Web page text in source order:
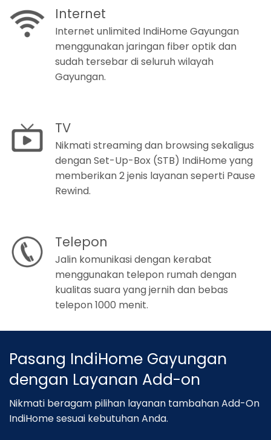
Internet
Internet unlimited IndiHome Gayungan
menggunakan jaringan fiber optik dan
sudah tersebar di seluruh wilayah
Gayungan.
TV
Nikmati streaming dan browsing sekaligus
dengan Set-Up-Box (STB) IndiHome yang
memberikan 2 jenis layanan seperti Pause
Rewind.
Telepon
Jalin komunikasi dengan kerabat
menggunakan telepon rumah dengan
kualitas suara yang jernih dan bebas
telepon 1000 menit.
Pasang IndiHome Gayungan
dengan Layanan Add-on
Nikmati beragam pilihan layanan tambahan Add-On
IndiHome sesuai kebutuhan Anda.